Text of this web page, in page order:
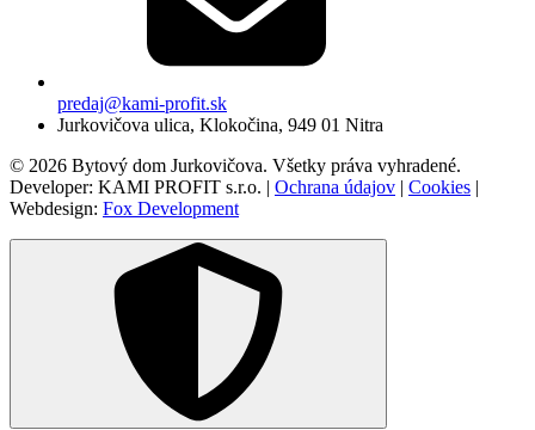
predaj@kami-profit.sk
Jurkovičova ulica, Klokočina, 949 01 Nitra
© 2026 Bytový dom Jurkovičova. Všetky práva vyhradené.
Developer: KAMI PROFIT s.r.o. | Ochrana údajov | Cookies |
Webdesign: Fox Development